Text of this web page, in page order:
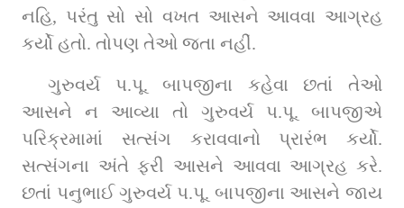
નહિ, પરંતુ સો સો વખત આસને આવવા આગ્રહ
કર્યો હતો. તોપણ તેઓ જતા નહીં.
ગુરુવર્ય પ.પૂ. બાપજીના કહેવા છતાં તેઓ
આસને ન આવ્યા તો ગુરુવર્ય પ.પૂ. બાપજીએ
પરિક્રમામાં સત્સંગ કરાવવાનો પ્રારંભ કર્યો.
સત્સંગના અંતે ફરી આસને આવવા આગ્રહ કરે.
છતાં પનુભાઈ ગુરુવર્ય પ.પૂ. બાપજીના આસને જાય